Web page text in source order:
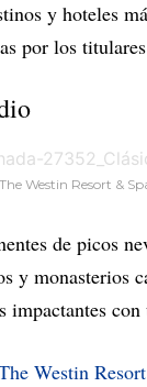
y hoteles
por los
Westin Resort &
de picos
y monasterios
impactantes
Westin